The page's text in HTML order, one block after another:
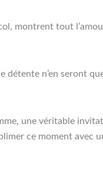
montrent tout
n’en seront
une véritable
ce moment